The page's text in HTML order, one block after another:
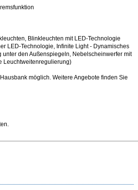
Blinkleuchten mit LED-Technologie
LED-Technologie, Infinite Light - Dynamisches
den Außenspiegeln, Nebelscheinwerfer mit
Leuchtweitenregulierung)
möglich. Weitere Angebote finden Sie